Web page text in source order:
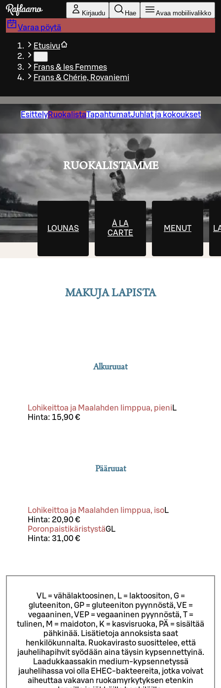
Siirry pääsisältöön
Kirjaudu Hae Avaa mobiilivalikko
Varaa pöytä
Etusivu
Frans & les Femmes
Frans & Chérie, Rovaniemi
EsittelyRuokalistaTapahtumatJuhlat ja kokoukset
RUOKALISTAMME
LOUNAS
À LA
CARTE
MENUT
MAKUJA LAPISTA
Alkuruuat
Lohikeittoa ja Maalahden limppua, pieni L
Hinta: 15,90 €
Pääruuat
Lohikeittoa ja Maalahden limppua, isoL
Hinta: 20,90 €
PoronpaistikäristystäGL
Hinta: 31,00 €
VL = vähälaktoosinen, L = laktoositon, G =
gluteeniton, GP = gluteeniton pyynnöstä, VE =
vegaaninen, VEP = vegaaninen pyynnöstä, T =
tulinen, M = maidoton, K = kasvisruoka, PÄ = sisältää
pähkinää. Lisätietoja annoksista saat
henkilökunnalta. Ruokavirasto suosittelee, että
jauhelihapihvit syödään aina täysin kypsennettyinä.
Laadukkaassakin medium-kypsennetyssä
jauhelihassa voi olla EHEC-bakteereita, jotka voivat
aiheuttaa vakavan ruokamyrkytyksen etenkin